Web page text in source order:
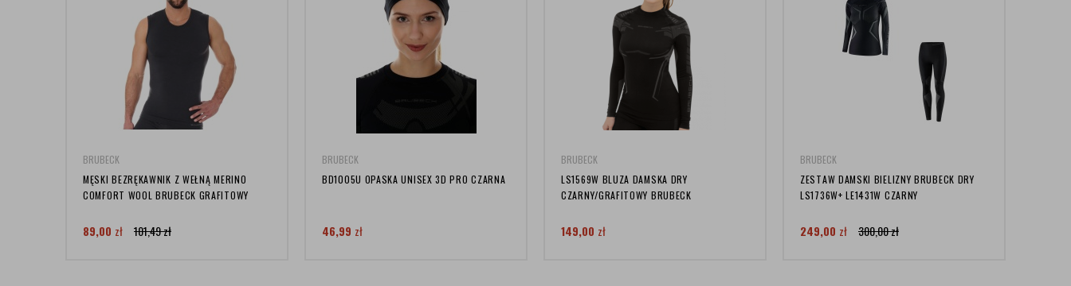
BRUBECK
MĘSKI BEZRĘKAWNIK Z WEŁNĄ MERINO
COMFORT WOOL BRUBECK GRAFITOWY
89,00 zł 101,49zł
BRUBECK
BD1005U OPASKA UNISEX 3D PRO CZARNA
46,99 zł
BRUBECK
LS1569W BLUZA DAMSKA DRY
CZARNY/GRAFITOWY BRUBECK
149,00 zł
BRUBECK
ZESTAW DAMSKI BIELIZNY BRUBECK DRY
LS1736W+ LE1431W CZARNY
249,00 zł 300,00zł